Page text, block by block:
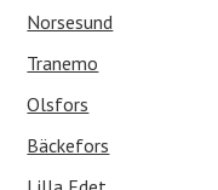
Norsesund
Tranemo
Olsfors
Bäckefors